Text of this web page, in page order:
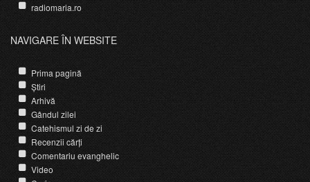
radiomaria.ro
NAVIGARE ÎN WEBSITE
Prima pagină
Știri
Arhivă
Gândul zilei
Catehismul zi de zi
Recenzii cărți
Comentariu evanghelic
Video